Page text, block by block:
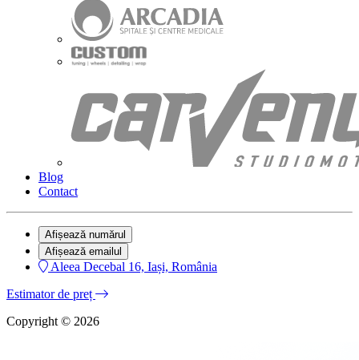
Blog
Contact
Afișează numărul
Afișează emailul
Aleea Decebal 16, Iași, România
Estimator de preț
Copyright © 2026